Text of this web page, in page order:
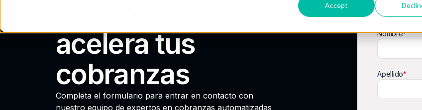
Accept
acelera tus
cobranzas
Completa el formulario para entrar en contacto con
nuestro equipo de expertos en cobranzas automatizadas
Nombre*
Apellido*